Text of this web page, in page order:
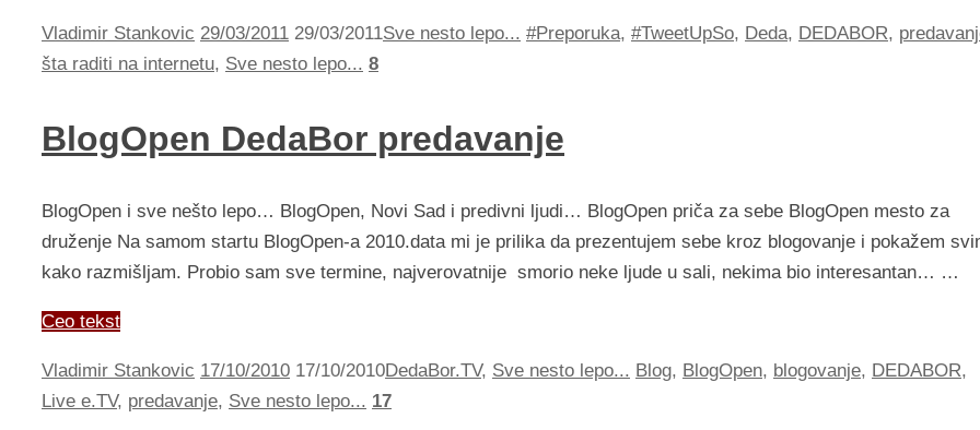
Vladimir Stankovic 29/03/2011 29/03/2011Sve nesto lepo... #Preporuka, #TweetUpSo, Deda, DEDABOR,
šta raditi na internetu, Sve nesto lepo... 8
BlogOpen DedaBor predavanje
BlogOpen i sve nešto lepo… BlogOpen, Novi Sad i predivni ljudi… BlogOpen priča za sebe BlogOpen mesto za
druženje Na samom startu BlogOpen-a 2010.data mi je prilika da prezentujem sebe kroz blogovanje i pokažem
kako razmišljam. Probio sam sve termine, najverovatnije smorio neke ljude u sali, nekima bio interesantan… …
Ceo tekst
Vladimir Stankovic 17/10/2010 17/10/2010DedaBor.TV, Sve nesto lepo... Blog, BlogOpen, blogovanje, DEDABOR,
Live e.TV, predavanje, Sve nesto lepo... 17